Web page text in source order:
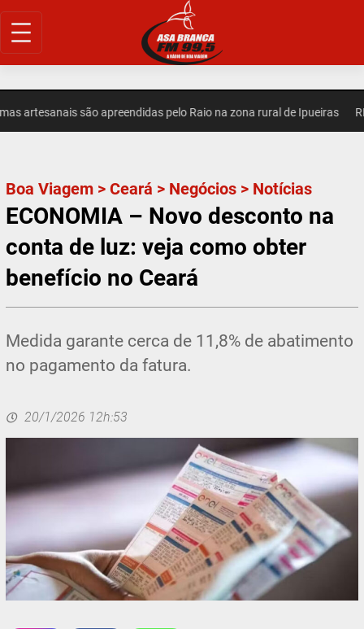
Pular
para
artesanais são apreendidas pelo Raio na zona rural de Ipueiras
Boa Viagem >Ceará > Negócios > Notícias
ECONOMIA – Novo desconto na
conta de luz: veja como obter
benefício no Ceará
Medida garante cerca de 11,8% de abatimento
no pagamento da fatura.
20/1/2026 12h:53